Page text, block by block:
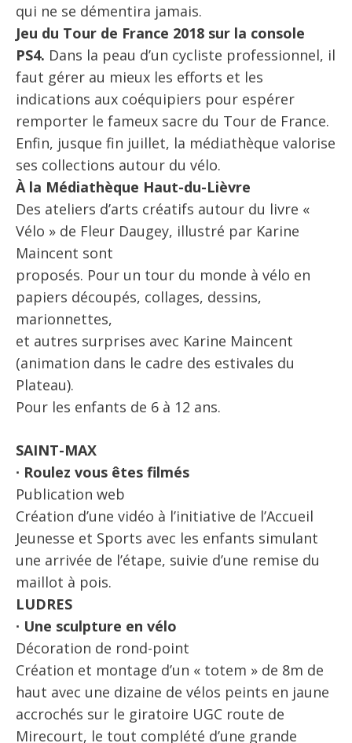
qui ne se démentira jamais.
Jeu du Tour de France 2018 sur la console
PS4. Dans la peau d’un cycliste professionnel, il
faut gérer au mieux les efforts et les
indications aux coéquipiers pour espérer
remporter le fameux sacre du Tour de France.
Enfin, jusque fin juillet, la médiathèque valorise
ses collections autour du vélo.
À la Médiathèque Haut-du-Lièvre
Des ateliers d’arts créatifs autour du livre «
Vélo » de Fleur Daugey, illustré par Karine
Maincent sont
proposés. Pour un tour du monde à vélo en
papiers découpés, collages, dessins,
marionnettes,
et autres surprises avec Karine Maincent
(animation dans le cadre des estivales du
Plateau).
Pour les enfants de 6 à 12 ans.
SAINT-MAX
∙ Roulez vous êtes filmés
Publication web
Création d’une vidéo à l’initiative de l’Accueil
Jeunesse et Sports avec les enfants simulant
une arrivée de l’étape, suivie d’une remise du
maillot à pois.
LUDRES
∙ Une sculpture en vélo
Décoration de rond-point
Création et montage d’un « totem » de 8m de
haut avec une dizaine de vélos peints en jaune
accrochés sur le giratoire UGC route de
Mirecourt, le tout complété d’une grande